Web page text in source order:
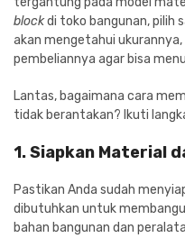
blockdi toko bangunan, pilih
akan mengetahui
pembeliannya agar bisa
Lantas, bagaimana cara
tidak berantakan? Ikuti
1. Siapkan Material
Pastikan Anda sudah
dibutuhkan untuk
bahan bangunan dan